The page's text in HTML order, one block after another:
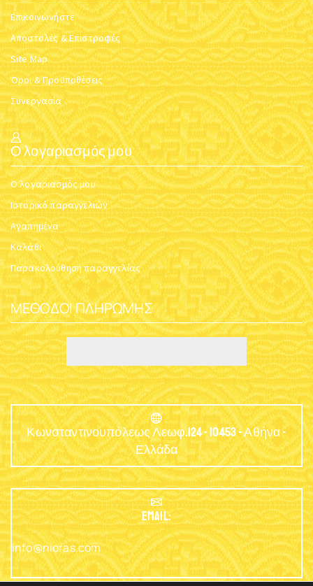
Επικοινωνήστε
Αποστολές & Επιστροφές
Site Map
Όροι & Προϋποθέσεις
Συνεργασία
Ο λογαριασμός μου
Ο λογαριασμός μου
Ιστορικό παραγγελιών
Αγαπημένα
Καλάθι
Παρακολούθηση παραγγελίας
ΜΈΘΟΔΟΙ ΠΛΗΡΩΜΉΣ
Κωνσταντινουπόλεως Λεωφ.124 - 10453 - Αθήνα -
Ελλάδα
EMAIL:
info@nioras.com